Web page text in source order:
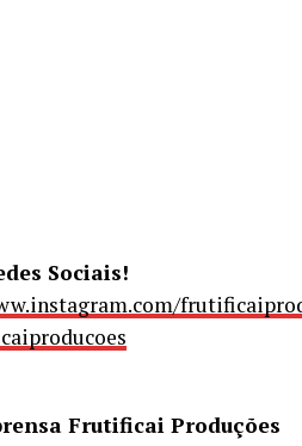
Sociais!
Frutificai Produções